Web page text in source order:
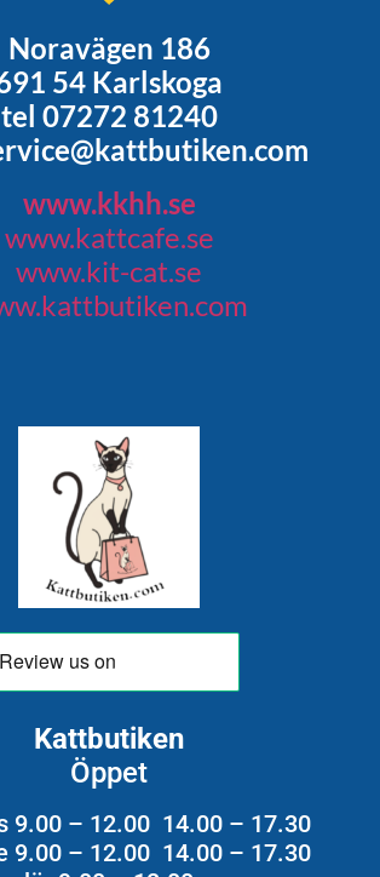
Noravägen 186
54 Karlskoga
tel 07272 81240
www.kkhh.se
www.kattcafe.se
www.kit-cat.se
Kattbutiken
Öppet
9.00 – 12.00 14.00 – 17.30
9.00 – 12.00 14.00 – 17.30